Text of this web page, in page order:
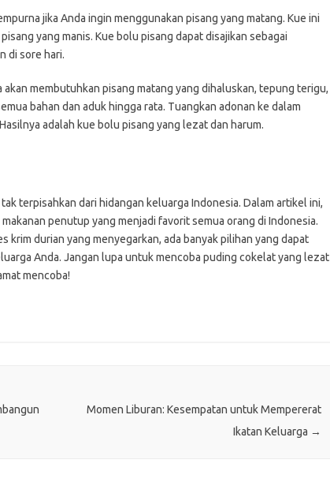
jika Anda ingin menggunakan pisang yang matang. Kue ini
yang manis. Kue bolu pisang dapat disajikan sebagai
di sore hari.
membutuhkan pisang matang yang dihaluskan, tepung terigu,
bahan dan aduk hingga rata. Tuangkan adonan ke dalam
adalah kue bolu pisang yang lezat dan harum.
terpisahkan dari hidangan keluarga Indonesia. Dalam artikel ini,
penutup yang menjadi favorit semua orang di Indonesia.
krim durian yang menyegarkan, ada banyak pilihan yang dapat
Anda. Jangan lupa untuk mencoba puding cokelat yang lezat
mencoba!
Momen Liburan: Kesempatan untuk Mempererat
Ikatan Keluarga →